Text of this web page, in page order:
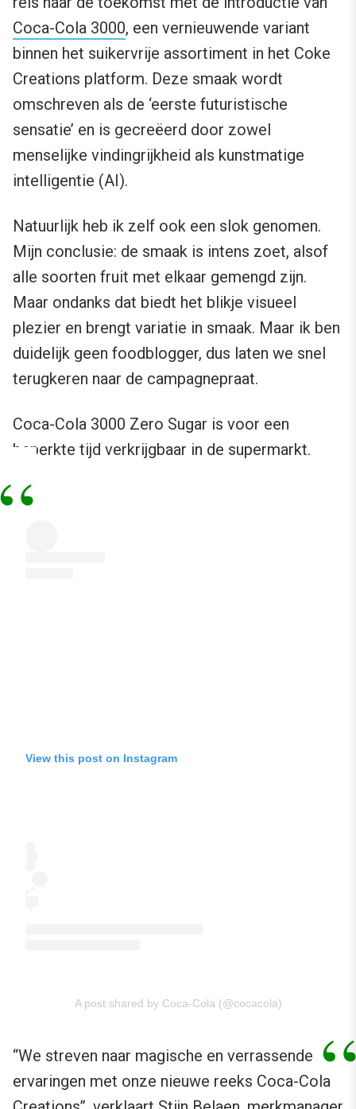
Coca-Cola 3000, een vernieuwende variant
binnen het suikervrije assortiment in het Coke
Creations platform. Deze smaak wordt
omschreven als de ‘eerste futuristische
sensatie’ en is gecreëerd door zowel
menselijke vindingrijkheid als kunstmatige
intelligentie (AI).
Natuurlijk heb ik zelf ook een slok genomen.
Mijn conclusie: de smaak is intens zoet, alsof
alle soorten fruit met elkaar gemengd zijn.
Maar ondanks dat biedt het blikje visueel
plezier en brengt variatie in smaak. Maar ik ben
duidelijk geen foodblogger, dus laten we snel
terugkeren naar de campagnepraat.
Coca-Cola 3000 Zero Sugar is voor een
beperkte tijd verkrijgbaar in de supermarkt.
View this post on Instagram
A post shared by Coca-Cola (@cocacola)
“We streven naar magische en verrassende
ervaringen met onze nieuwe reeks Coca-Cola